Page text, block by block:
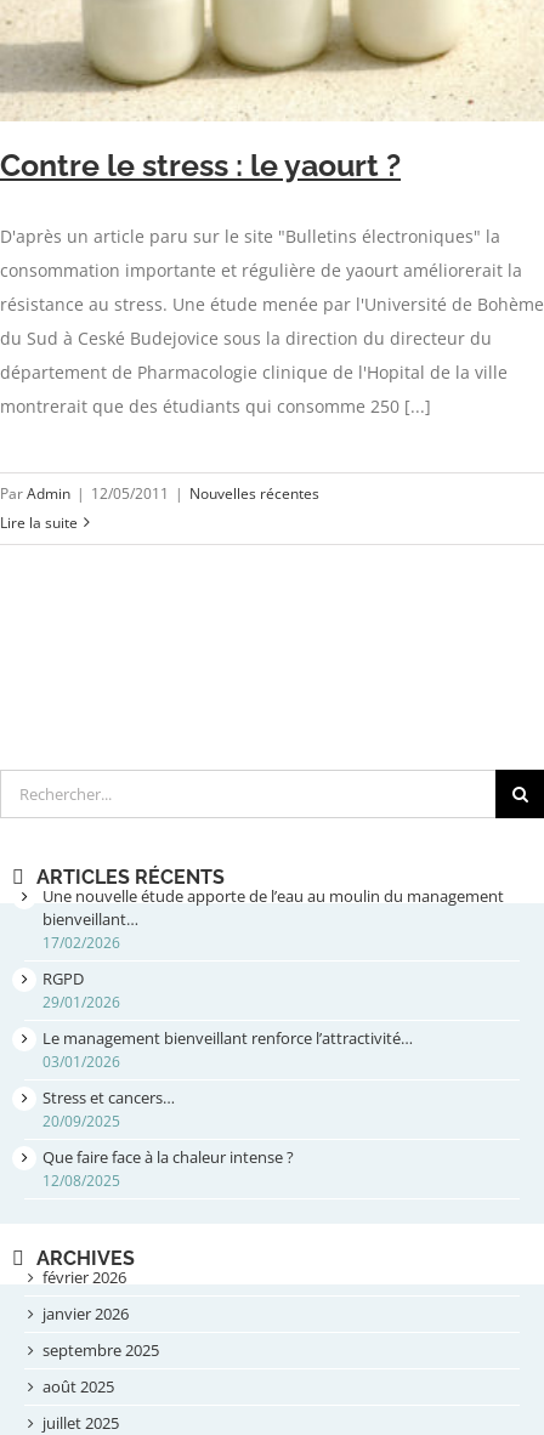
Contre le stress : le yaourt ?
D'après un article paru sur le site "Bulletins électroniques" la
consommation importante et régulière de yaourt améliorerait la
résistance au stress. Une étude menée par l'Université de Bohème
du Sud à Ceské Budejovice sous la direction du directeur du
département de Pharmacologie clinique de l'Hopital de la ville
montrerait que des étudiants qui consomme 250 [...]
ParAdmin | 12/05/2011 | Nouvelles récentes
Lire la suite
Rechercher
ARTICLES RÉCENTS
Une nouvelle étude apporte de l’eau au moulin du management
bienveillant…
17/02/2026
RGPD
29/01/2026
Le management bienveillant renforce l’attractivité…
03/01/2026
Stress et cancers…
20/09/2025
Que faire face à la chaleur intense ?
12/08/2025
ARCHIVES
février 2026
janvier 2026
septembre 2025
août 2025
juillet 2025